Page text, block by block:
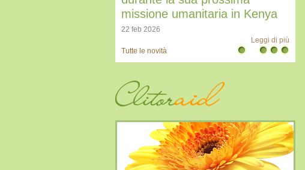
Leggi di più
Tutte le novità